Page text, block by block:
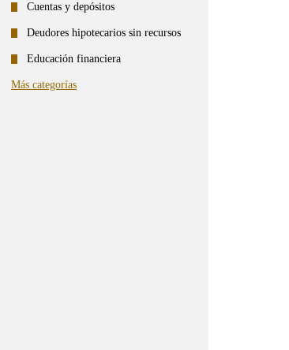
Cuentas y depósitos
Deudores hipotecarios sin recursos
Educación financiera
Más categorías